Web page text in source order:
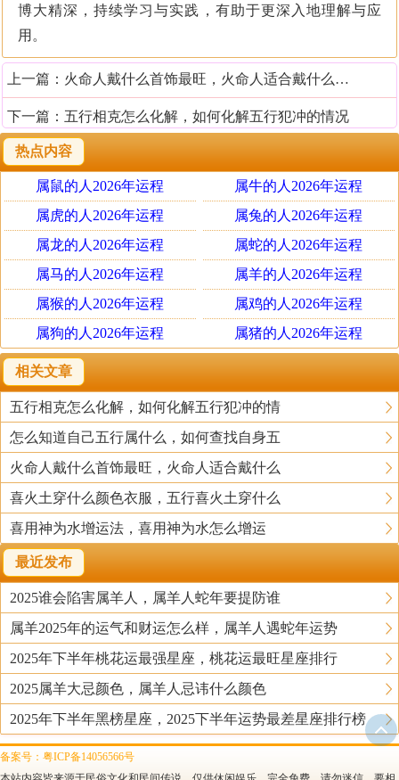
博大精深，持续学习与实践，有助于更深入地理解与应
用。
上一篇： 火命人戴什么首饰最旺，火命人适合戴什么首饰
下一篇： 五行相克怎么化解，如何化解五行犯冲的情况
热点内容
属鼠的人2026年运程
属牛的人2026年运程
属虎的人2026年运程
属兔的人2026年运程
属龙的人2026年运程
属蛇的人2026年运程
属马的人2026年运程
属羊的人2026年运程
属猴的人2026年运程
属鸡的人2026年运程
属狗的人2026年运程
属猪的人2026年运程
相关文章
五行相克怎么化解，如何化解五行犯冲的情
怎么知道自己五行属什么，如何查找自身五
火命人戴什么首饰最旺，火命人适合戴什么
喜火土穿什么颜色衣服，五行喜火土穿什么
喜用神为水增运法，喜用神为水怎么增运
最近发布
2025谁会陷害属羊人，属羊人蛇年要提防谁
属羊2025年的运气和财运怎么样，属羊人遇蛇年运势
2025年下半年桃花运最强星座，桃花运最旺星座排行
2025属羊大忌颜色，属羊人忌讳什么颜色
2025年下半年黑榜星座，2025下半年运势最差星座排行榜
备案号：粤ICP备14056566号